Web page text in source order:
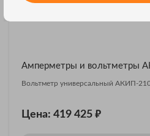
Амперметры и вольтметры
Вольтметр универсальный АКИП-
Цена: 419 425 ₽